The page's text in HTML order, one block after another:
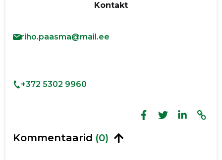
Kontakt
riho.paasma@mail.ee
+372 5302 9960
Kommentaarid (0)